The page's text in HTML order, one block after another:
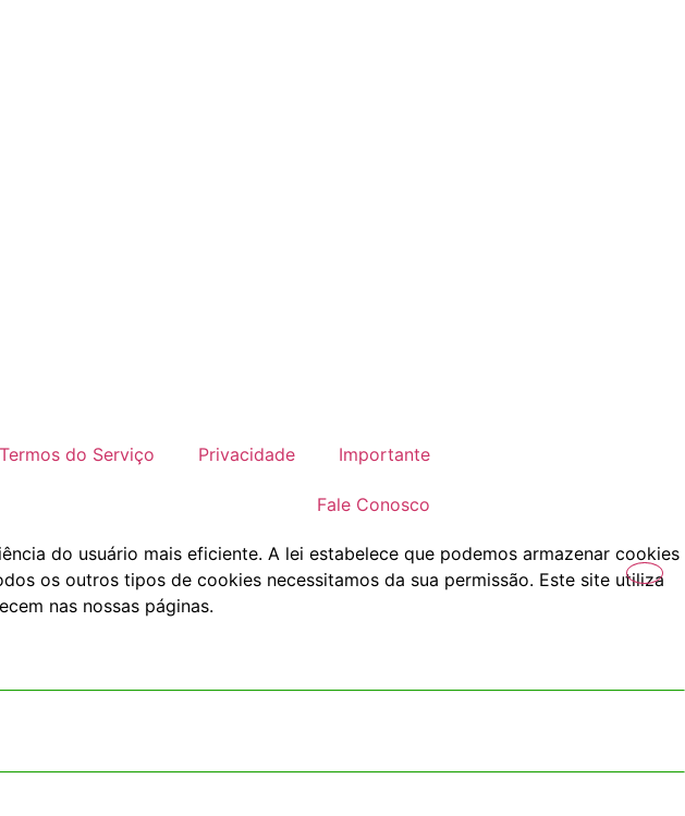
Termos do Serviço Privacidade Importante
Fale Conosco
do usuário mais eficiente. A lei estabelece que podemos armazenar cookies
os outros tipos de cookies necessitamos da sua permissão. Este site utiliza
nas nossas páginas.